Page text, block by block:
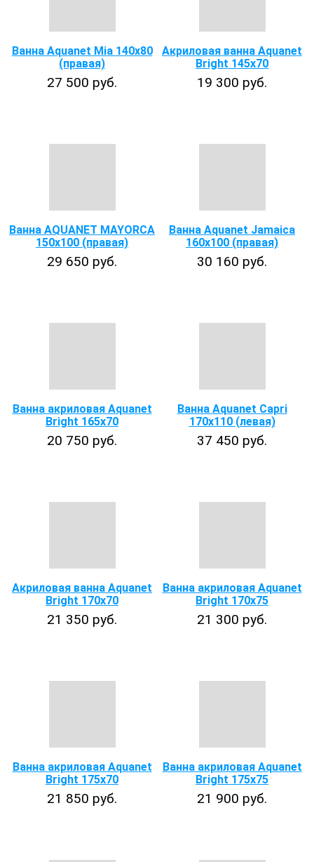
Ванна Aquanet Mia 140x80
(правая)
27 500 руб.
Акриловая ванна Aquanet
Bright 145x70
19 300 руб.
Ванна AQUANET MAYORCA
150х100 (правая)
29 650 руб.
Ванна Aquanet Jamaica
160x100 (правая)
30 160 руб.
Ванна акриловая Aquanet
Bright 165х70
20 750 руб.
Ванна Aquanet Capri
170х110 (левая)
37 450 руб.
Акриловая ванна Aquanet
Bright 170x70
21 350 руб.
Ванна акриловая Aquanet
Bright 170x75
21 300 руб.
Ванна акриловая Aquanet
Bright 175х70
21 850 руб.
Ванна акриловая Aquanet
Bright 175х75
21 900 руб.